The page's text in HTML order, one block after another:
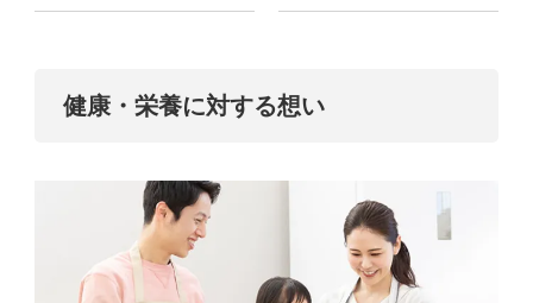
健康・栄養に対する想い